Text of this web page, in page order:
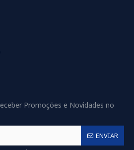
Promoções e Novidades no
ENVIAR